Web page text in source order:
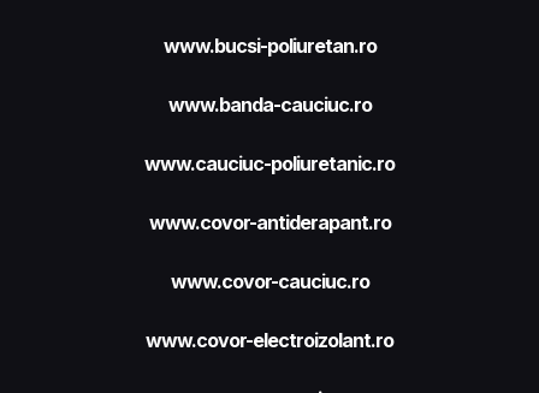
www.bucsi-poliuretan.ro
www.banda-cauciuc.ro
www.cauciuc-poliuretanic.ro
www.covor-antiderapant.ro
www.covor-cauciuc.ro
www.covor-electroizolant.ro